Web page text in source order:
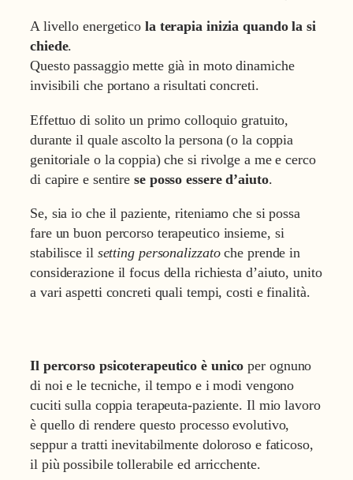
A livello energetico la terapia inizia quando la si
chiede.
Questo passaggio mette già in moto dinamiche
invisibili che portano a risultati concreti.
Effettuo di solito un primo colloquio gratuito,
durante il quale ascolto la persona (o la coppia
genitoriale o la coppia) che si rivolge a me e cerco
di capire e sentirese posso essere d’aiuto.
Se, sia io che il paziente, riteniamo che si possa
fare un buon percorso terapeutico insieme, si
stabilisce il setting personalizzatoche prende in
considerazione il focus della richiesta d’aiuto, unito
a vari aspetti concreti quali tempi, costi e finalità.
Il percorso psicoterapeutico è unico per ognuno
di noi e le tecniche, il tempo e i modi vengono
cuciti sulla coppia terapeuta-paziente. Il mio lavoro
è quello di rendere questo processo evolutivo,
seppur a tratti inevitabilmente doloroso e faticoso,
il più possibile tollerabile ed arricchente.